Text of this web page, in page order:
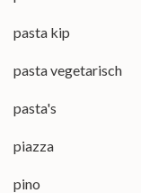
pasta kip
pasta vegetarisch
pasta's
piazza
pino